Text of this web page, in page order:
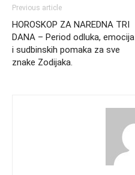
Previous article
HOROSKOP ZA NAREDNA TRI
DANA – Period odluka, emocija
i sudbinskih pomaka za sve
znake Zodijaka.